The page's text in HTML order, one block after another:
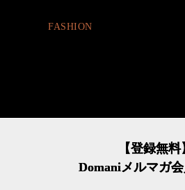
FASHION
【登録無料
Domaniメルマガ